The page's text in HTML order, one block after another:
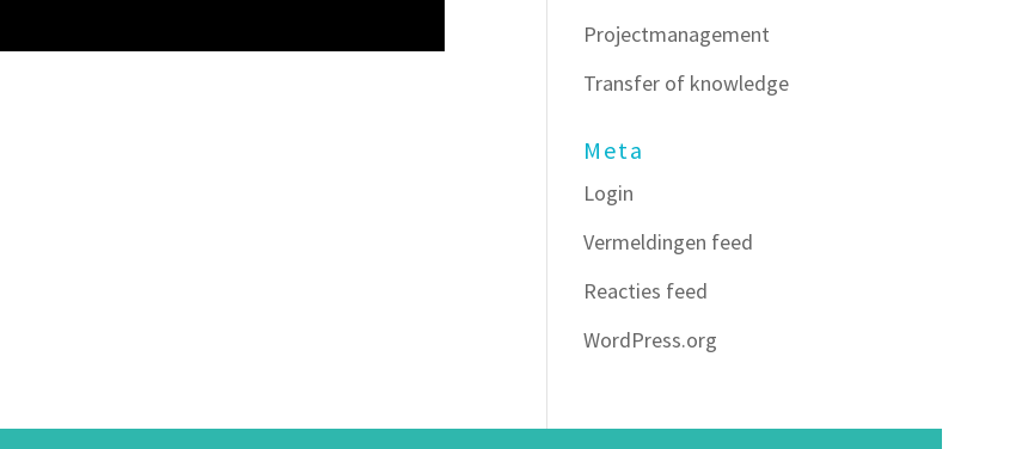
Projectmanagement
Transfer of knowledge
Meta
Login
Vermeldingen feed
Reacties feed
WordPress.org